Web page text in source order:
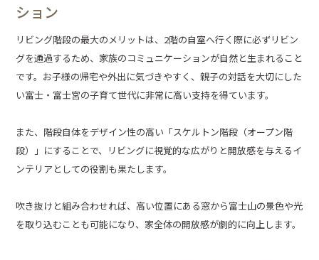
ション
リビング階段の最大のメリットは、2階の自室へ行く際に必ずリビン
グを通過するため、家族のコミュニケーションが自然と生まれること
です。お子様の帰宅や外出に気づきやすく、親子の対話を大切にした
い富士・富士宮の子育て世代に非常に高い支持を得ています。
また、階段自体をデザイン性の高い「スケルトン階段（オープン階
段）」にすることで、リビングに視覚的な広がりと開放感を与えるイ
ンテリアとしての役割も果たします。
吹き抜けと組み合わせれば、高い位置にある窓から富士山の景色や光
を取り込むことも可能になり、家全体の開放感が劇的に向上します。